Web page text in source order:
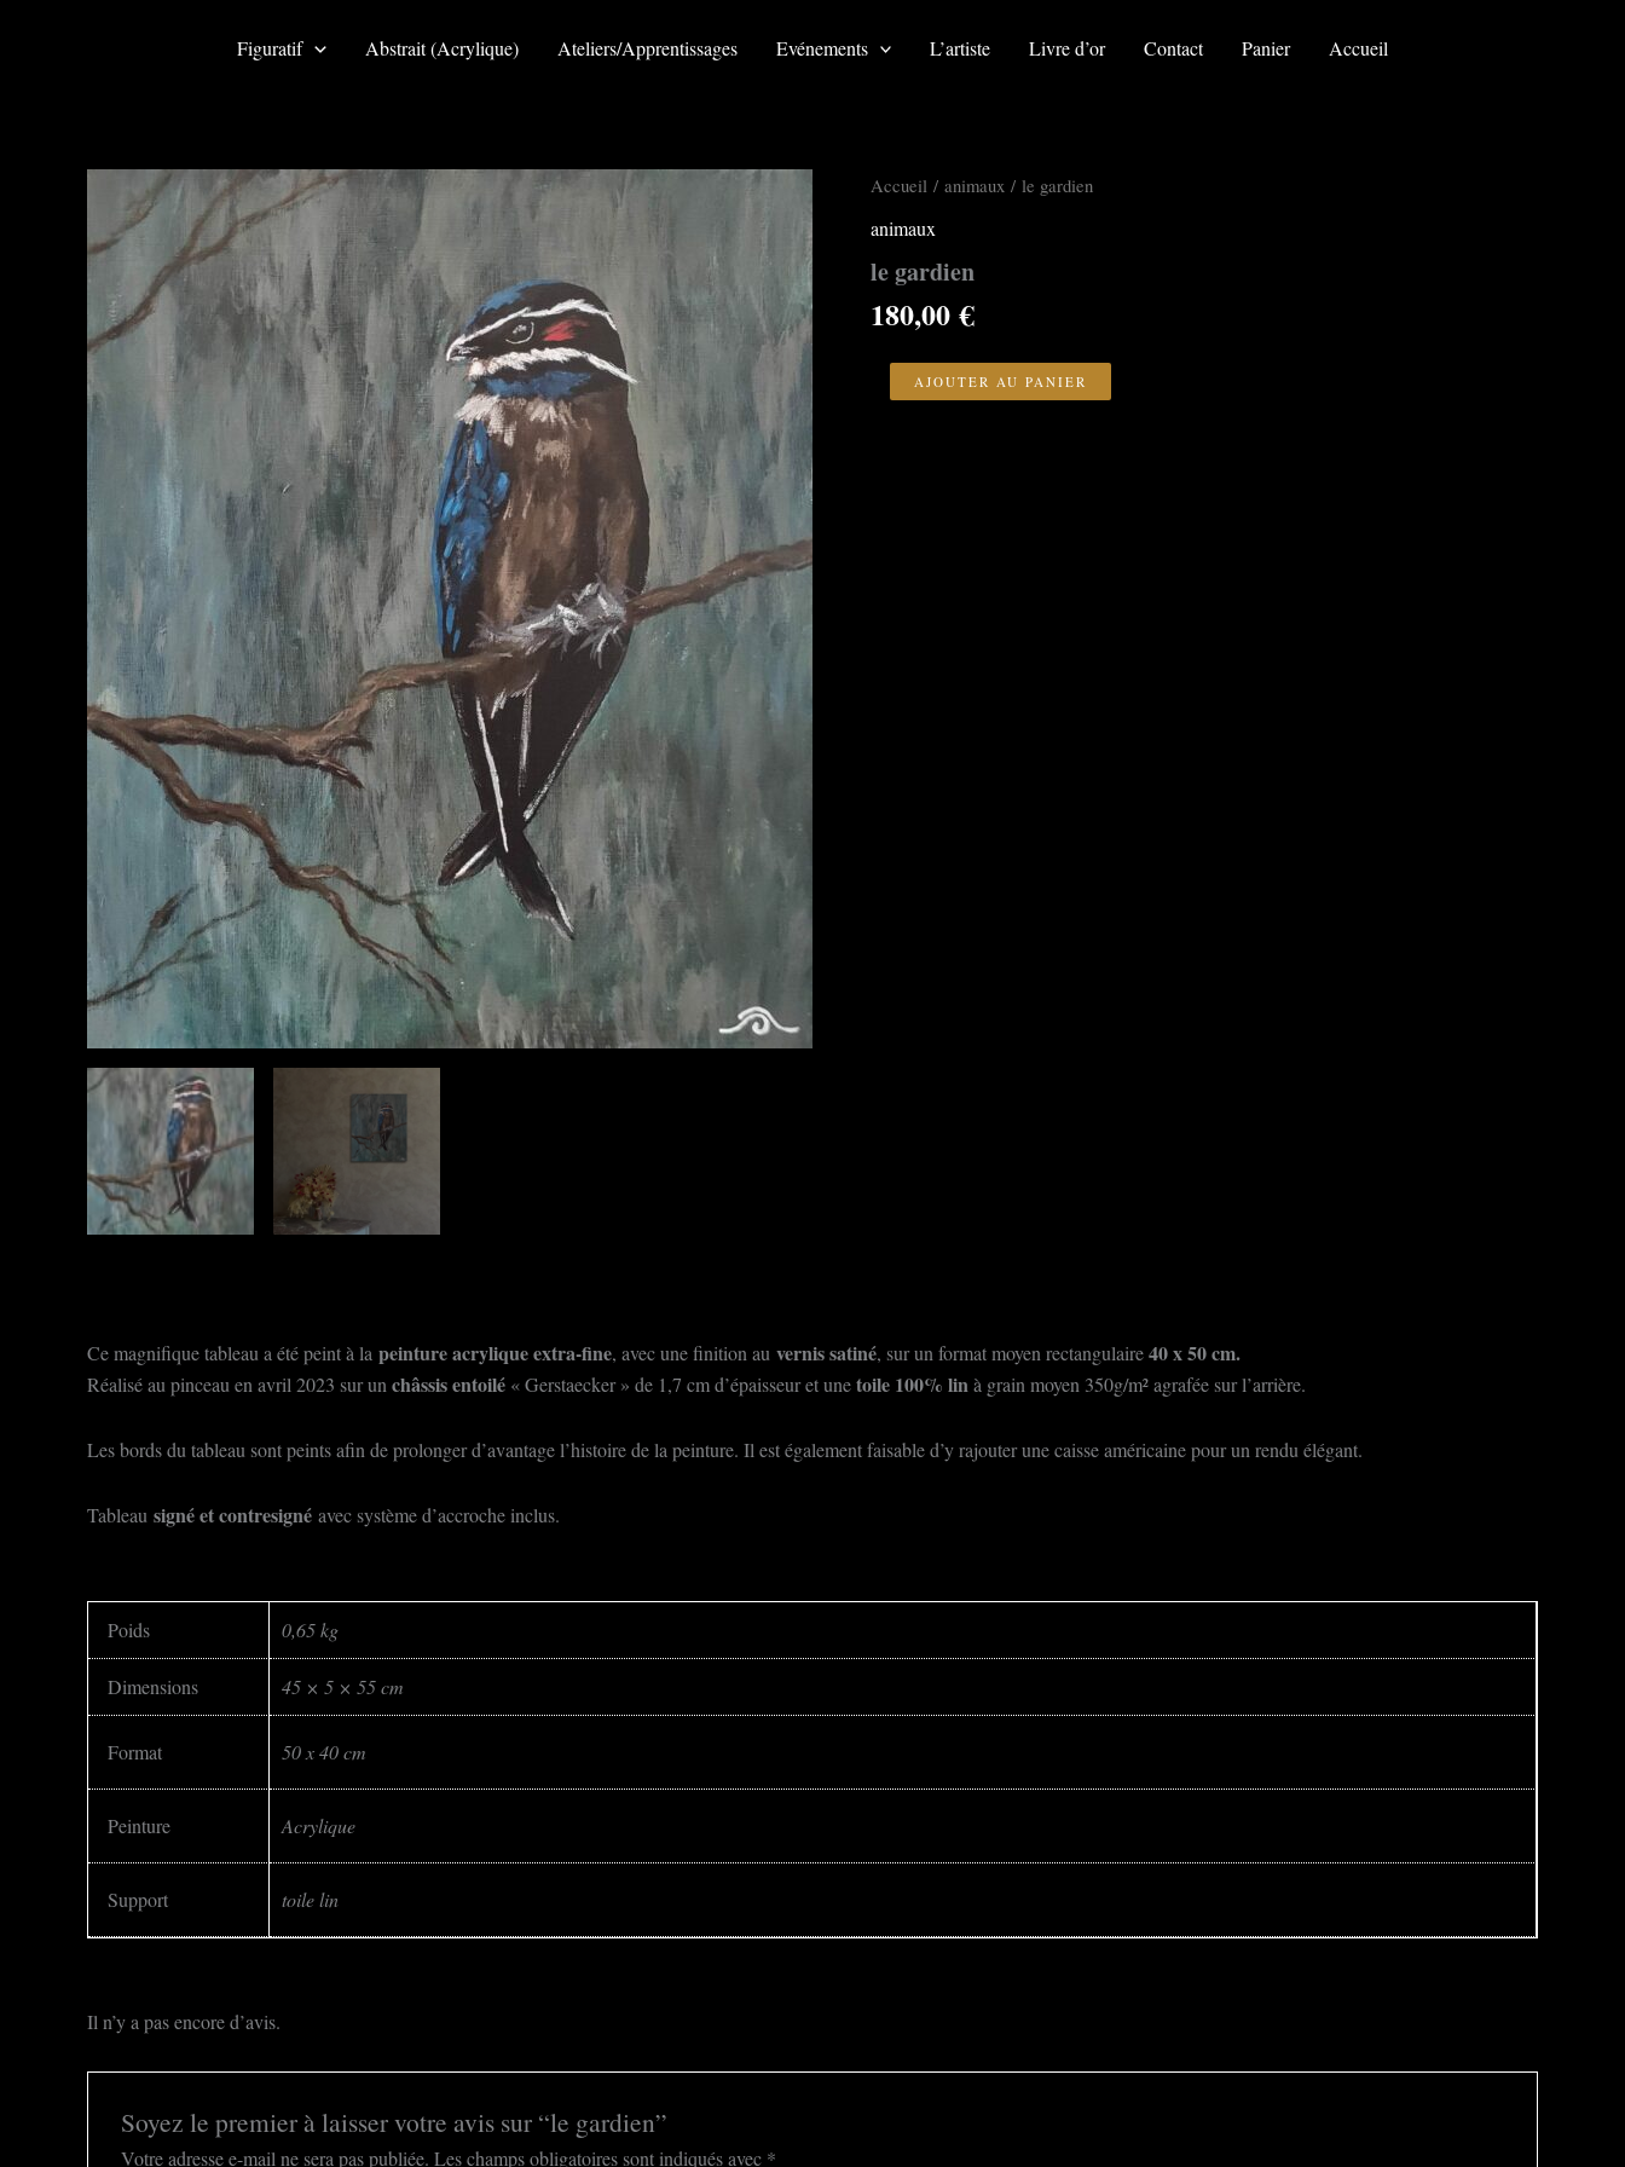
Figuratif Abstrait (Acrylique) Ateliers/Apprentissages Evénements L’artiste Livre d’or Contact Panier Accueil
Accueil / animaux / le gardien
animaux
le gardien
180,00€
AJOUTER AU PANIER
Ce magnifique tableau a été peint à la peinture acrylique extra-fine, avec une finition au vernis satiné, sur un format moyen rectangulaire40 x 50 cm.
Réalisé au pinceau en avril 2023 sur un châssis entoilé « Gerstaecker » de 1,7 cm d’épaisseur et unetoile 100% linà grain moyen 350g/m² agrafée sur l’arrière.
Les bords du tableau sont peints afin de prolonger d’avantage l’histoire de la peinture. Il est également faisable d’y rajouter une caisse américaine pour un rendu élégant.
Tableau signé et contresigné avec système d’accroche inclus.
Poids 0,65 kg
Dimensions 45 × 5 × 55 cm
Format 50 x 40 cm
Peinture Acrylique
Support toile lin
Il n’y a pas encore d’avis.
Soyez le premier à laisser votre avis sur “le gardien”
Votre adresse e-mail ne sera pas publiée. Les champs obligatoires sont indiqués avec *
gardien